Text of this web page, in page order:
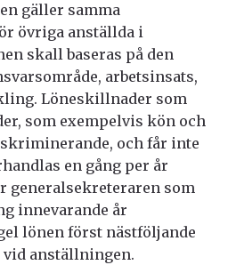
gäller samma
övriga anställda i
skall baseras på den
arbetsinsats,
Löneskillnader som
som exempelvis kön och
och får inte
en gång per år
generalsekreteraren som
innevarande år
lönen först nästföljande
vid anställningen.